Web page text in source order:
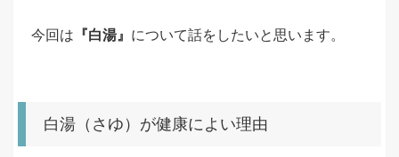
今回は 『白湯』 について話をしたいと思います。
白湯（さゆ）が健康によい理由